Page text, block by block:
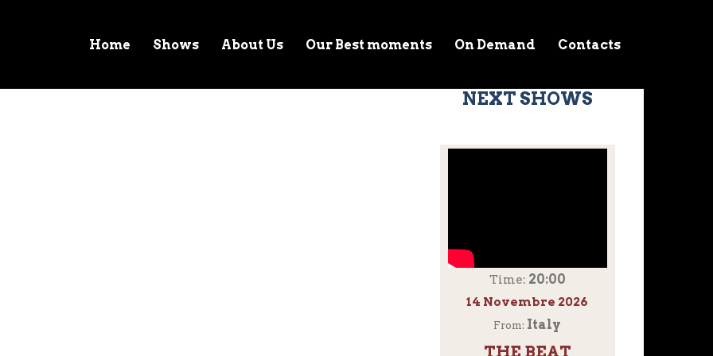
Home Shows About Us Our Best moments On Demand Contacts
NEXT SHOWS
Time: 20:00
14 Novembre 2026
From: Italy
THE BEAT